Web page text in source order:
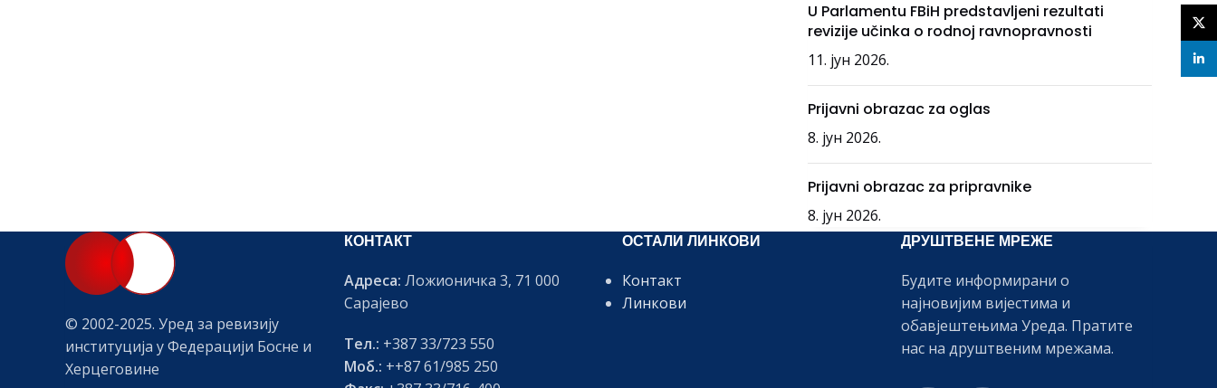
U Parlamentu FBiH predstavljeni rezultati
revizije učinka o rodnoj ravnopravnosti
11. јун 2026.
Prijavni obrazac za oglas
8. јун 2026.
Prijavni obrazac za pripravnike
8. јун 2026.
© 2002-2025. Уред за ревизију
институција у Федерацији Босне и
Херцеговине
КОНТАКТ
Адреса: Ложионичка 3, 71 000
Сарајево
Тел.: +387 33/723 550
Моб.: ++87 61/985 250
ОСТАЛИ ЛИНКОВИ
Контакт
Линкови
ДРУШТВЕНЕ МРЕЖЕ
Будите информирани о
најновијим вијестима и
обавјештењима Уреда. Пратите
нас на друштвеним мрежама.